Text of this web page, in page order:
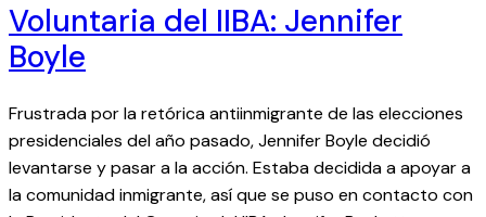
Voluntaria del IIBA: Jennifer
Boyle
Frustrada por la retórica antiinmigrante de las elecciones
presidenciales del año pasado, Jennifer Boyle decidió
levantarse y pasar a la acción. Estaba decidida a apoyar a
la comunidad inmigrante, así que se puso en contacto con